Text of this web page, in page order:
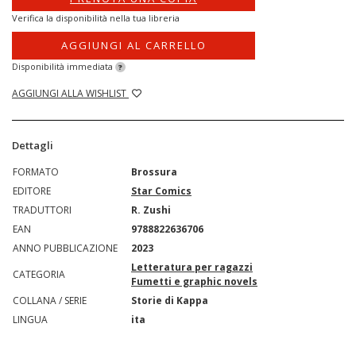
Verifica la disponibilità nella tua libreria
AGGIUNGI AL CARRELLO
Disponibilità immediata ?
AGGIUNGI ALLA WISHLIST
Dettagli
FORMATO
Brossura
EDITORE
Star Comics
TRADUTTORI
R. Zushi
EAN
9788822636706
ANNO PUBBLICAZIONE
2023
CATEGORIA
Letteratura per ragazzi
Fumetti e graphic novels
COLLANA / SERIE
Storie di Kappa
LINGUA
ita